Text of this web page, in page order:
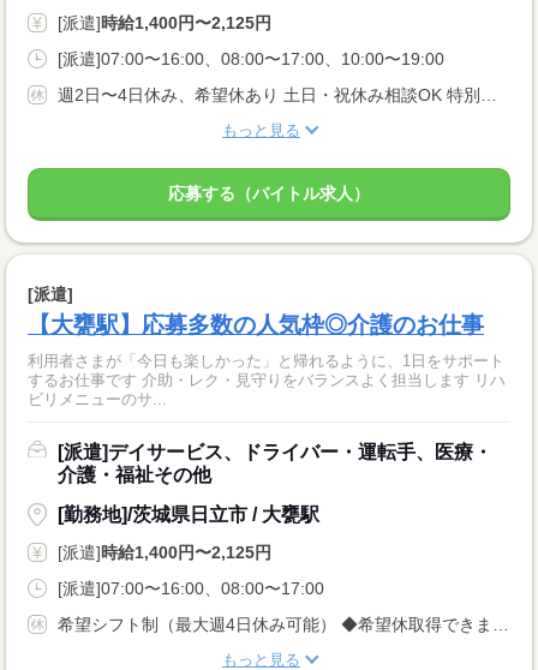
[派遣]時給1,400円〜2,125円
[派遣]07:00〜16:00、08:00〜17:00、10:00〜19:00
もっと見る
応募する（バイトル求人）
[派遣]
【大甕駅】応募多数の人気枠◎介護のお仕事
利用者さまが「今日も楽しかった」と帰れるように、1日をサポート
するお仕事です 介助・レク・見守りをバランスよく担当します リハ
ビリメニューのサ...
[派遣]デイサービス、ドライバー・運転手、医療・
介護・福祉その他
[勤務地]/茨城県日立市 / 大甕駅
[派遣]時給1,400円〜2,125円
[派遣]07:00〜16:00、08:00〜17:00
もっと見る